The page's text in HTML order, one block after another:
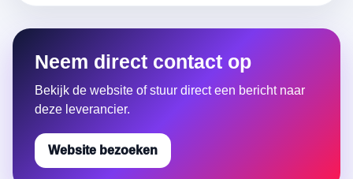
Neem direct contact op
Bekijk de website of stuur direct een bericht naar
deze leverancier.
Website bezoeken